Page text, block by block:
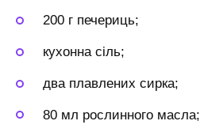
200 г печериць;
кухонна сіль;
два плавлених сирка;
80 мл рослинного масла;